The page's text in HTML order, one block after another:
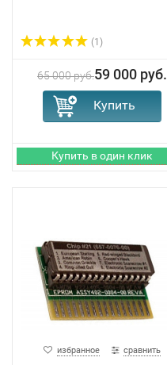
(1)
65 000 руб.59 000 руб.
избранное сравнить